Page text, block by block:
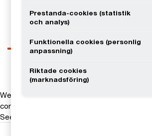
LinkedIn
We help you meet tomorrow’s tech demands
compete at a speed that rewrites the rules
See how
Prestanda-cookies (statistik
och analys)
Funktionella cookies (personlig
anpassning)
Riktade cookies
(marknadsföring)